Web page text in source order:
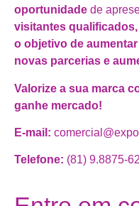
oportunidade de
visitantes
o objetivo de
novas parcerias e
Valorize a sua marca
ganhe mercado!
E-mail:
Telefone: (81) 9.8875-